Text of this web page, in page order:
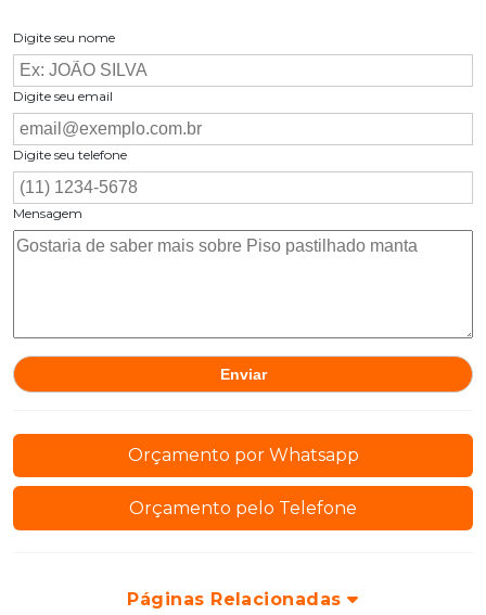
Digite seu nome
Digite seu email
Digite seu telefone
Mensagem
Orçamento por Whatsapp
Orçamento pelo Telefone
Páginas Relacionadas